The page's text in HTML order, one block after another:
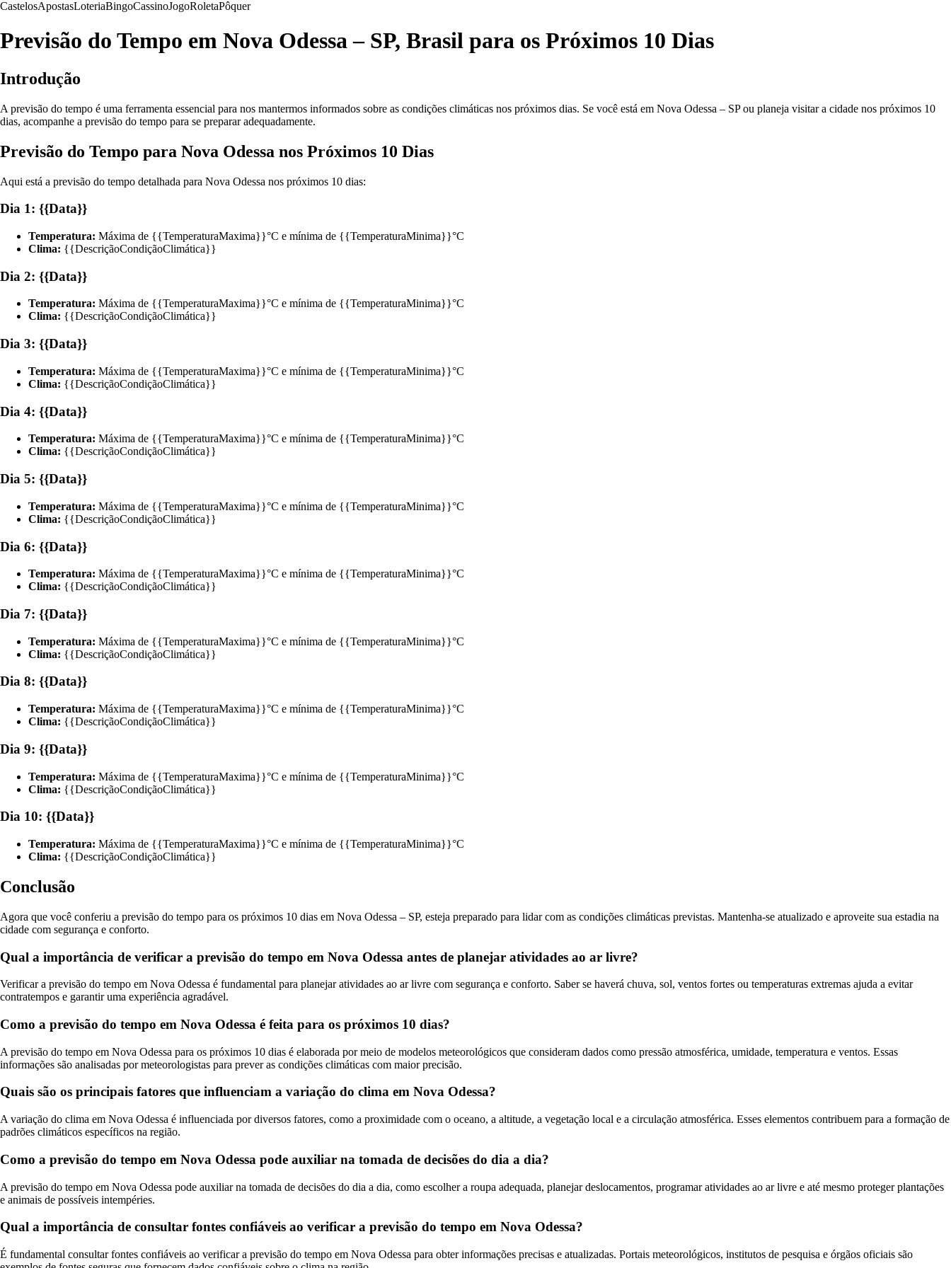
CastelosApostasLoteriaBingoCassinoJogoRoletaPôquer
Previsão do Tempo em Nova Odessa – SP, Brasil para os Próximos 10 Dias
Introdução
A previsão do tempo é uma ferramenta essencial para nos mantermos informados sobre as condições climáticas nos próximos dias. Se você está em Nova Odessa – SP ou planeja visitar a cidade nos próximos 10
dias, acompanhe a previsão do tempo para se preparar adequadamente.
Previsão do Tempo para Nova Odessa nos Próximos 10 Dias
Aqui está a previsão do tempo detalhada para Nova Odessa nos próximos 10 dias:
Dia 1: {{Data}}
Temperatura: Máxima de {{TemperaturaMaxima}}°C e mínima de {{TemperaturaMinima}}°C
Clima: {{DescriçãoCondiçãoClimática}}
Dia 2: {{Data}}
Temperatura: Máxima de {{TemperaturaMaxima}}°C e mínima de {{TemperaturaMinima}}°C
Clima: {{DescriçãoCondiçãoClimática}}
Dia 3: {{Data}}
Temperatura: Máxima de {{TemperaturaMaxima}}°C e mínima de {{TemperaturaMinima}}°C
Clima: {{DescriçãoCondiçãoClimática}}
Dia 4: {{Data}}
Temperatura: Máxima de {{TemperaturaMaxima}}°C e mínima de {{TemperaturaMinima}}°C
Clima: {{DescriçãoCondiçãoClimática}}
Dia 5: {{Data}}
Temperatura: Máxima de {{TemperaturaMaxima}}°C e mínima de {{TemperaturaMinima}}°C
Clima: {{DescriçãoCondiçãoClimática}}
Dia 6: {{Data}}
Temperatura: Máxima de {{TemperaturaMaxima}}°C e mínima de {{TemperaturaMinima}}°C
Clima: {{DescriçãoCondiçãoClimática}}
Dia 7: {{Data}}
Temperatura: Máxima de {{TemperaturaMaxima}}°C e mínima de {{TemperaturaMinima}}°C
Clima: {{DescriçãoCondiçãoClimática}}
Dia 8: {{Data}}
Temperatura: Máxima de {{TemperaturaMaxima}}°C e mínima de {{TemperaturaMinima}}°C
Clima: {{DescriçãoCondiçãoClimática}}
Dia 9: {{Data}}
Temperatura: Máxima de {{TemperaturaMaxima}}°C e mínima de {{TemperaturaMinima}}°C
Clima: {{DescriçãoCondiçãoClimática}}
Dia 10: {{Data}}
Temperatura: Máxima de {{TemperaturaMaxima}}°C e mínima de {{TemperaturaMinima}}°C
Clima: {{DescriçãoCondiçãoClimática}}
Conclusão
Agora que você conferiu a previsão do tempo para os próximos 10 dias em Nova Odessa – SP, esteja preparado para lidar com as condições climáticas previstas. Mantenha-se atualizado e aproveite sua estadia na
cidade com segurança e conforto.
Qual a importância de verificar a previsão do tempo em Nova Odessa antes de planejar atividades ao ar livre?
Verificar a previsão do tempo em Nova Odessa é fundamental para planejar atividades ao ar livre com segurança e conforto. Saber se haverá chuva, sol, ventos fortes ou temperaturas extremas ajuda a evitar
contratempos e garantir uma experiência agradável.
Como a previsão do tempo em Nova Odessa é feita para os próximos 10 dias?
A previsão do tempo em Nova Odessa para os próximos 10 dias é elaborada por meio de modelos meteorológicos que consideram dados como pressão atmosférica, umidade, temperatura e ventos. Essas
informações são analisadas por meteorologistas para prever as condições climáticas com maior precisão.
Quais são os principais fatores que influenciam a variação do clima em Nova Odessa?
A variação do clima em Nova Odessa é influenciada por diversos fatores, como a proximidade com o oceano, a altitude, a vegetação local e a circulação atmosférica. Esses elementos contribuem para a formação de
padrões climáticos específicos na região.
Como a previsão do tempo em Nova Odessa pode auxiliar na tomada de decisões do dia a dia?
A previsão do tempo em Nova Odessa pode auxiliar na tomada de decisões do dia a dia, como escolher a roupa adequada, planejar deslocamentos, programar atividades ao ar livre e até mesmo proteger plantações
e animais de possíveis intempéries.
Qual a importância de consultar fontes confiáveis ao verificar a previsão do tempo em Nova Odessa?
É fundamental consultar fontes confiáveis ao verificar a previsão do tempo em Nova Odessa para obter informações precisas e atualizadas. Portais meteorológicos, institutos de pesquisa e órgãos oficiais são